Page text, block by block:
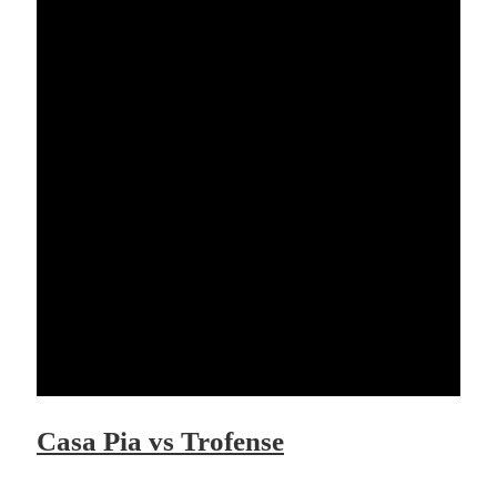
Casa Pia vs Trofense